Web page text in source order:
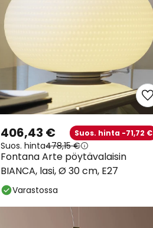
Fontana Arte pöytävalaisin
BIANCA, lasi, Ø 30 cm, E27
406,43 € Suos. hinta -71,72 €
Suos. hinta478,15 €
Varastossa